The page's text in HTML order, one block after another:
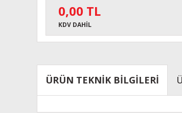
0,00 TL
KDV DAHİL
ÜRÜN TEKNİK BİLGİLERİ